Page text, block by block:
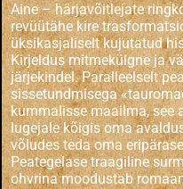
Aine – härjavõitlejate
revüütähe kire
üksikasjaliselt kujutatud
Kirjeldus mitmekülgne ja
järjekindel. Paralleelselt
sissetundmisega
kummalisse maailma, see
lugejale kõigis oma
võludes teda oma
Peategelase traagiline
ohvrina moodustab